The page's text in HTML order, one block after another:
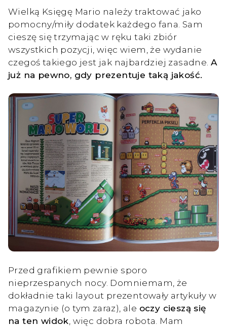
Wielką Księgę Mario należy traktować jako
pomocny/miły dodatek każdego fana. Sam
cieszę się trzymając w ręku taki zbiór
wszystkich pozycji, więc wiem, że wydanie
czegoś takiego jest jak najbardziej zasadne. A
już na pewno, gdy prezentuje taką jakość.
Przed grafikiem pewnie sporo
nieprzespanych nocy. Domniemam, że
dokładnie taki layout prezentowały artykuły w
magazynie (o tym zaraz), ale oczy cieszą się
na ten widok , więc dobra robota. Mam